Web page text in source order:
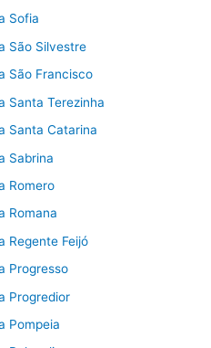
Sofia
São Silvestre
São Francisco
Santa Terezinha
Santa Catarina
Sabrina
Romero
Romana
Regente Feijó
Progresso
Progredior
Pompeia